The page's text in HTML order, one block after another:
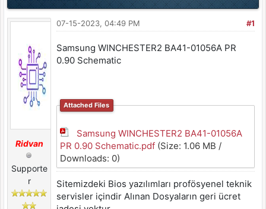
Ridvan
Supporte
r
#1
07-15-2023, 04:49 PM
Samsung WINCHESTER2 BA41-01056A PR
0.90 Schematic
Attached Files
Samsung WINCHESTER2 BA41-01056A
PR 0.90 Schematic.pdf(Size: 1.06 MB /
Downloads: 0)
Sitemizdeki Bios yazılımları profösyenel teknik
servisler içindir Alınan Dosyaların geri ücret